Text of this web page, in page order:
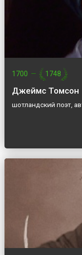
1700 — 1748
Джеймс Томсон
шотландский поэт,